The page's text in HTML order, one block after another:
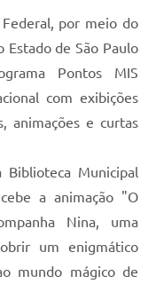
por meio do
de São Paulo
Pontos MIS
com exibições
animações e curtas
Municipal
a animação "O
Nina, uma
um enigmático
mundo mágico de